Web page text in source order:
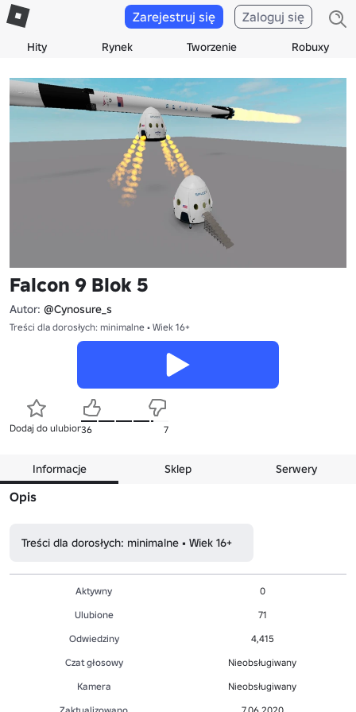
Hity Rynek Tworzenie Robuxy
Zarejestruj się Zaloguj się
Falcon 9 Blok 5
Autor: @Cynosure_s
Treści dla dorosłych: minimalne • Wiek 16+
Dodaj do ulubionych
36 7
Informacje Sklep Serwery
Opis
Treści dla dorosłych: minimalne • Wiek 16+
Aktywny
0
Ulubione
71
Odwiedziny
4,415
Czat głosowy
Nieobsługiwany
Kamera
Nieobsługiwany
Zaktualizowano
7.06.2020